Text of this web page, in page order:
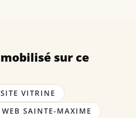
sur ce
SITE VITRINE
WEB SAINTE-MAXIME